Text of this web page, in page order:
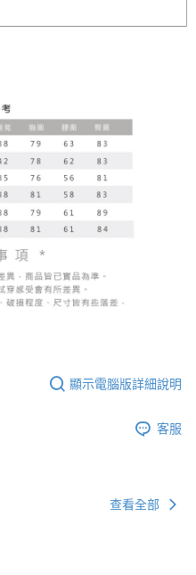
顯示電腦版詳細說明
客服
查看全部